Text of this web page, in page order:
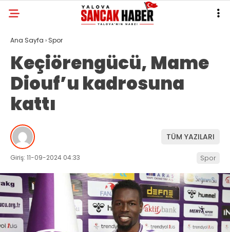
Ana Sayfa › Spor
Keçiörengücü, Mame
Diouf’u kadrosuna
kattı
TÜM YAZILARI
Giriş: 11-09-2024 04:33 Spor